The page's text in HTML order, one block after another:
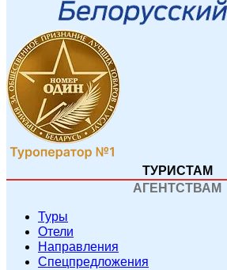
ТУРИСТАМ
АГЕНТСТВАМ
Туры
Отели
Направления
Спецпредложения